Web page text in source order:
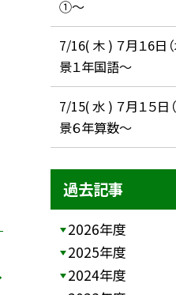
①～
7/16( 木 ) ７月１6日
景１年国語～
7/15( 水 ) ７月１５日
景６年算数～
過去記事
2026年度
2025年度
2024年度